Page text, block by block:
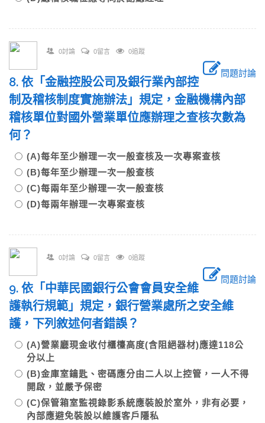
0討論 0留言 0追蹤
問題討論
8. 依「金融控股公司及銀行業內部控
制及稽核制度實施辦法」規定，金融機構內部
稽核單位對國外營業單位應辦理之查核次數為
何？
(A)每年至少辦理一次一般查核及一次專案查核
(B)每年至少辦理一次一般查核
(C)每兩年至少辦理一次一般查核
(D)每兩年辦理一次專案查核
0討論 0留言 0追蹤
問題討論
9. 依「中華民國銀行公會會員安全維
護執行規範」規定，銀行營業處所之安全維
護，下列敘述何者錯誤？
(A)營業廳現金收付櫃檯高度(含阻絕器材)應達118公
分以上
(B)金庫室鑰匙、密碼應分由二人以上控管，一人不得
開啟，並嚴予保密
(C)保管箱室監視錄影系統應裝設於室外，非有必要，
內部應避免裝設以維護客戶隱私